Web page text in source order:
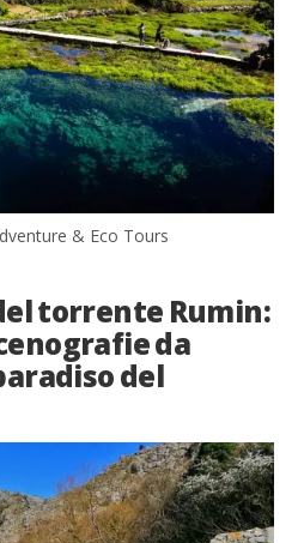
& Eco Tours
torrente Rumin:
da
del